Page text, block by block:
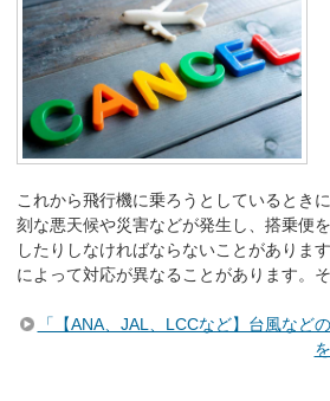
これから飛行機に乗ろうとしているとき
刻な悪天候や災害などが発生し、搭乗便
したりしなければならないことがありま
によって対応が異なることがあります。
「【ANA、JAL、LCCなど】台風など